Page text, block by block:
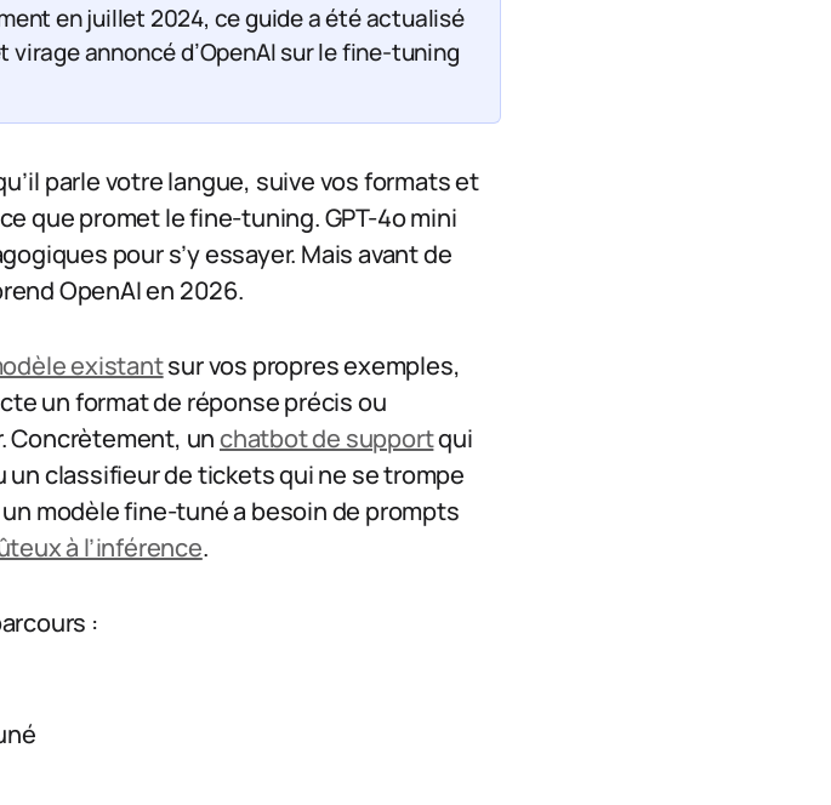
en juillet 2024, ce guide a été actualisé
annoncé d’OpenAI sur le fine-tuning
parle votre langue, suive vos formats et
que promet le fine-tuning. GPT-4o mini
pour s’y essayer. Mais avant de
OpenAI en 2026.
existantsur vos propres exemples,
un format de réponse précis ou
Concrètement, unchatbot de supportqui
un classifieur de tickets qui ne se trompe
modèle fine-tuné a besoin de prompts
à l’inférence.
: